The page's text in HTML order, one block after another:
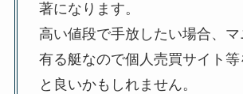
著になります。
高い値段で手放したい場合、
有る艇なので個人売買サイト等
と良いかもしれません。